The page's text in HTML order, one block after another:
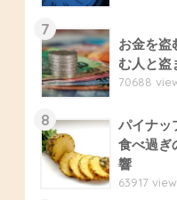
7
お金を盗
む人と盗
70688
8
パイナッ
食べ過ぎ
響
63917